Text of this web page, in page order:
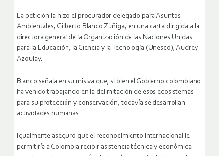
La petición la hizo el procurador delegado para Asuntos
Ambientales, Gilberto Blanco Zúñiga, en una carta dirigida a la
directora general de la Organización de las Naciones Unidas
para la Educación, la Ciencia y la Tecnología (Unesco), Audrey
Azoulay.
Blanco señala en su misiva que, si bien el Gobierno colombiano
ha venido trabajando en la delimitación de esos ecosistemas
para su protección y conservación, todavía se desarrollan
actividades humanas.
Igualmente aseguró que el reconocimiento internacional le
permitiría a Colombia recibir asistencia técnica y económica